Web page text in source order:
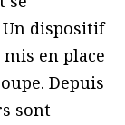
dispositif
en place
Depuis
sont